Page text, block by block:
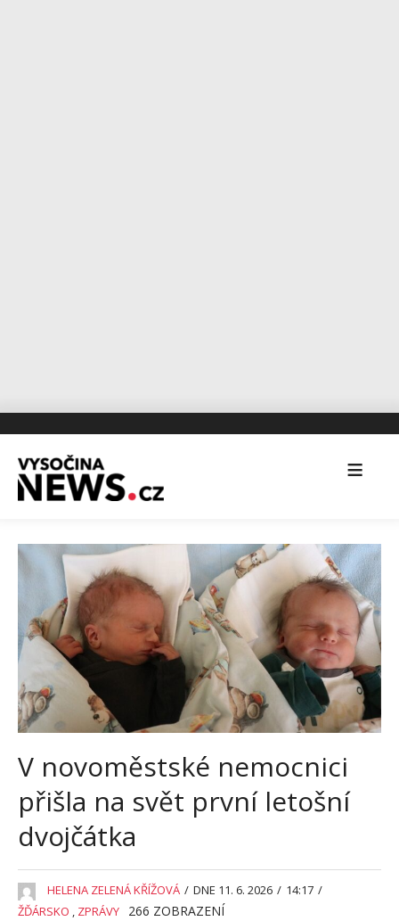
V novoměstské nemocnici
přišla na svět první letošní
dvojčátka
HELENA ZELENÁ KŘÍŽOVÁ / DNE 11. 6. 2026 / 14:17 /
ŽĎÁRSKO , ZPRÁVY 266 ZOBRAZENÍ